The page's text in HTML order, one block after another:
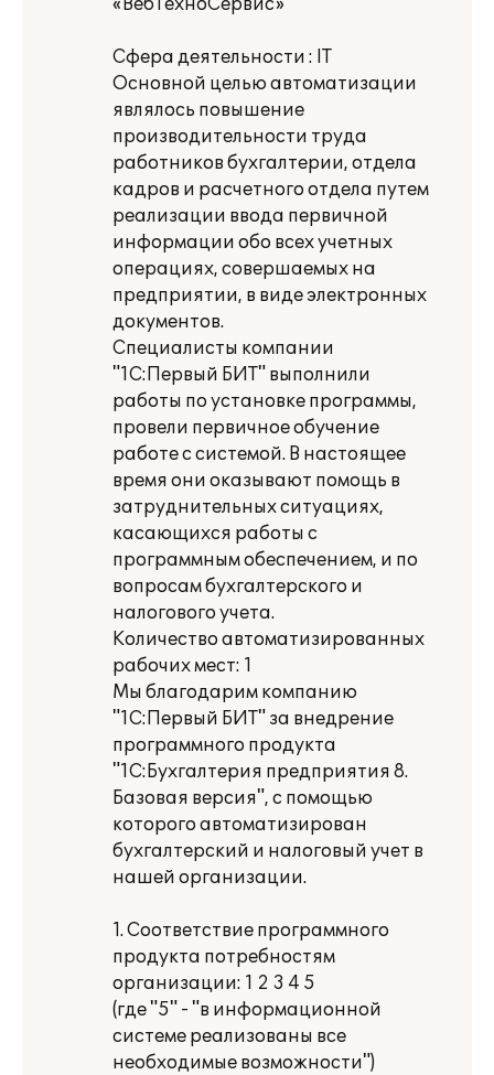
«ВебТехноСервис»
Сфера деятельности : IT
Основной целью автоматизации
являлось повышение
производительности труда
работников бухгалтерии, отдела
кадров и расчетного отдела путем
реализации ввода первичной
информации обо всех учетных
операциях, совершаемых на
предприятии, в виде электронных
документов.
Специалисты компании
"1С:Первый БИТ" выполнили
работы по установке программы,
провели первичное обучение
работе с системой. В настоящее
время они оказывают помощь в
затруднительных ситуациях,
касающихся работы с
программным обеспечением, и по
вопросам бухгалтерского и
налогового учета.
Количество автоматизированных
рабочих мест: 1
Мы благодарим компанию
"1С:Первый БИТ" за внедрение
программного продукта
"1С:Бухгалтерия предприятия 8.
Базовая версия", с помощью
которого автоматизирован
бухгалтерский и налоговый учет в
нашей организации.
1. Соответствие программного
продукта потребностям
организации: 1 2 3 4 5
(где "5" - "в информационной
системе реализованы все
необходимые возможности")